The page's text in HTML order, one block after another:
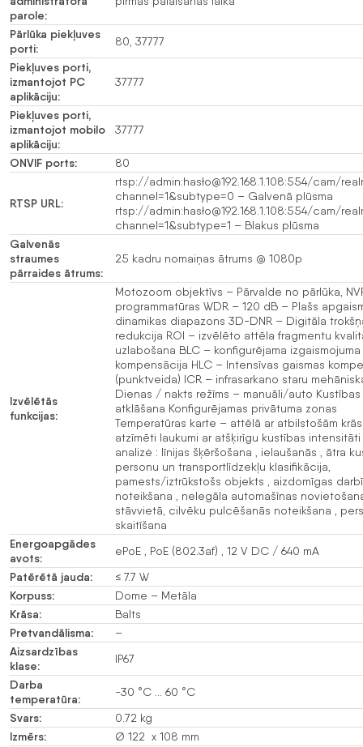
parole:
Pārlūka piekļuves
porti:
80, 37777
Piekļuves porti,
izmantojot PC
aplikāciju:
37777
Piekļuves porti,
izmantojot mobilo
aplikāciju:
37777
ONVIF ports: 80
RTSP URL:
rtsp://admin:hasło@192.168.1.108:554/cam/
channel=1&subtype=0 – Galvenā plūsma
rtsp://admin:hasło@192.168.1.108:554/cam/
channel=1&subtype=1 – Blakus plūsma
Galvenās
straumes
pārraides ātrums:
25 kadru nomaiņas ātrums @ 1080p
Izvēlētās
funkcijas:
Motozoom objektīvs – Pārvalde no pārlūka,
programmatūras WDR – 120 dB – Plašs
dinamikas diapazons 3D-DNR – Digitāla
redukcija ROI – izvēlēto attēla fragmentu
uzlabošana BLC – konfigurējama izgaismojuma
kompensācija HLC – Intensīvas gaismas
(punktveida) ICR – infrasarkano staru
Dienas / nakts režīms – manuāli/auto Kustības
atklāšana Konfigurējamas privātuma zonas
Temperatūras karte – attēlā ar atbilstošām
atzīmēti laukumi ar atšķirīgu kustības intensitāti
analizė : līnijas šķēršošana , ielaušanās , ātra
personu un transportlīdzekļu klasifikācija,
pamests/iztrūkstošs objekts , aizdomīgas
noteikšana , nelegāla automašīnas
stāvvietā, cilvēku pulcēšanās noteikšana ,
skaitīšana
Energoapgādes
avots:
ePoE , PoE (802.3af) , 12 V DC / 640 mA
Patērētā jauda: ≤ 7.7 W
Korpuss: Dome – Metāla
Krāsa: Balts
Pretvandālisma: –
Aizsardzības
klase:
IP67
Darba
temperatūra:
-30 °C … 60 °C
Svars: 0.72 kg
Izmērs: Ø 122 x 108 mm